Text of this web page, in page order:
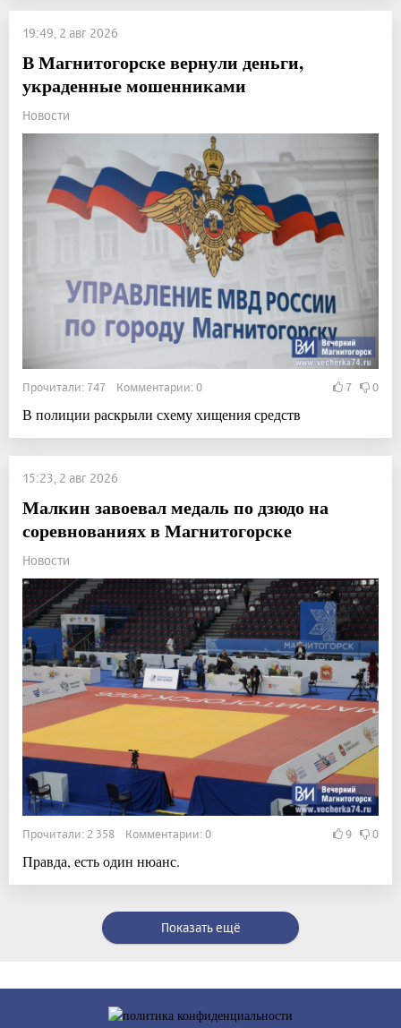
19:49, 2 авг 2026
В Магнитогорске вернули деньги,
украденные мошенниками
Новости
Прочитали: 747 Комментарии: 0 7 0
В полиции раскрыли схему хищения средств
15:23, 2 авг 2026
Малкин завоевал медаль по дзюдо на
соревнованиях в Магнитогорске
Новости
Прочитали: 2 358 Комментарии: 0 9 0
Правда, есть один нюанс.
Показать ещё